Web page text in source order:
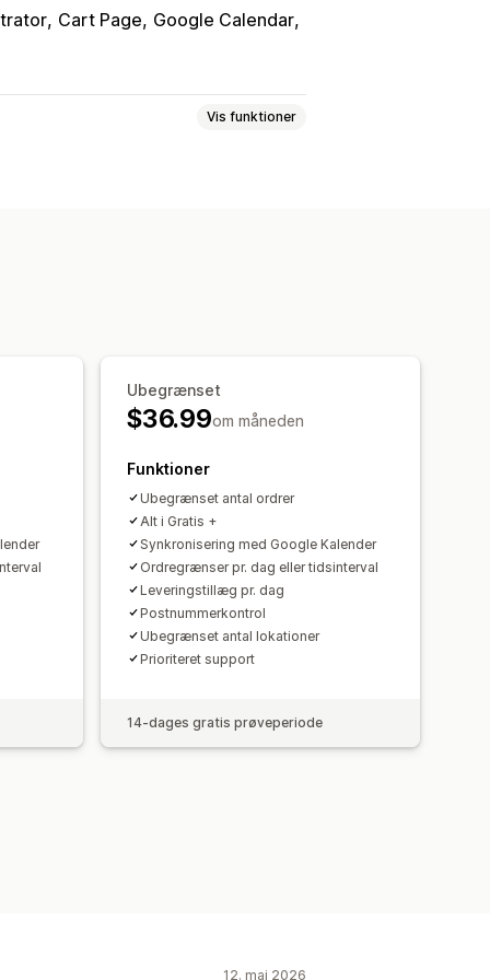
Cart Page Google Calendar
Vis funktioner
Ubegrænset
$36.99om måneden
Funktioner
Ubegrænset antal ordrer
Alt i Gratis +
Synkronisering med Google Kalender
Ordregrænser pr. dag eller tidsinterval
Leveringstillæg pr. dag
Postnummerkontrol
Ubegrænset antal lokationer
Prioriteret support
14-dages gratis prøveperiode
12. maj 2026